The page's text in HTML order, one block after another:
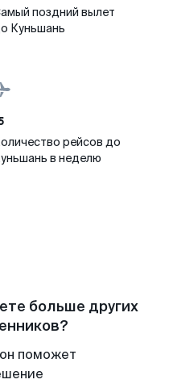
поздний вылет
Куньшань
рейсов до
в неделю
больше других
поможет